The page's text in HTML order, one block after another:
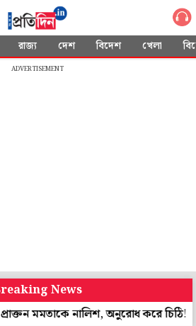
রাজ্য দেশ বিদেশ খেলা
ADVERTISEMENT
News
নালিশ, অনুরোধ করে চিঠি! উত্তর দেবেন